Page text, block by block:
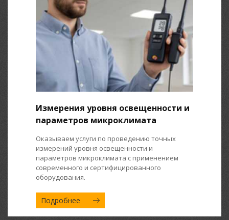
Измерения уровня освещенности и
параметров микроклимата
Оказываем услуги по проведению точных
измерений уровня освещенности и
параметров микроклимата с применением
современного и сертифицированного
оборудования.
Подробнее